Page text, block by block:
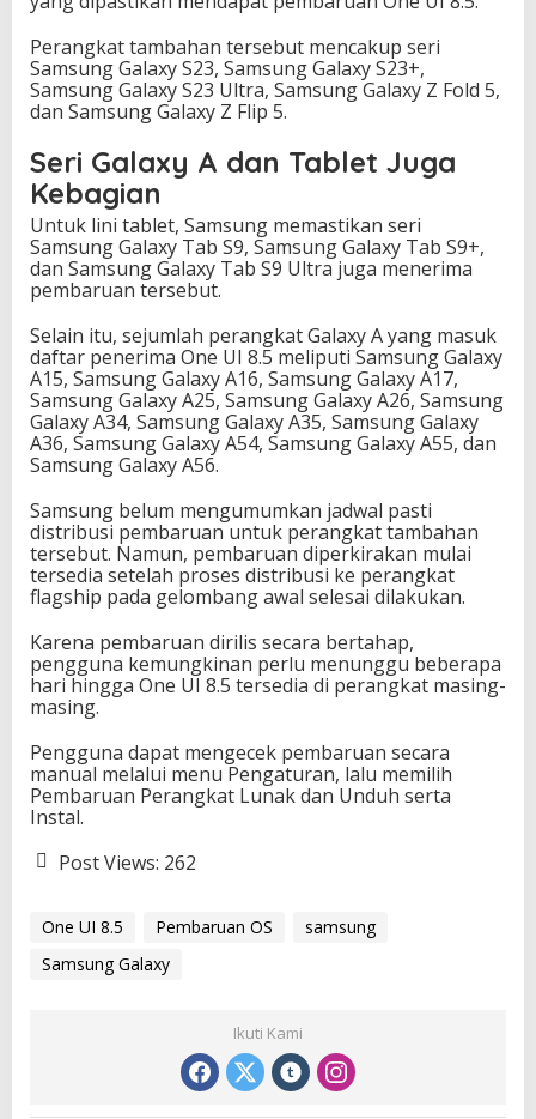
Perangkat tambahan tersebut mencakup seri
Samsung Galaxy S23, Samsung Galaxy S23+,
Samsung Galaxy S23 Ultra, Samsung Galaxy Z Fold 5,
dan Samsung Galaxy Z Flip 5.
Seri Galaxy A dan Tablet Juga
Kebagian
Untuk lini tablet, Samsung memastikan seri
Samsung Galaxy Tab S9, Samsung Galaxy Tab S9+,
dan Samsung Galaxy Tab S9 Ultra juga menerima
pembaruan tersebut.
Selain itu, sejumlah perangkat Galaxy A yang masuk
daftar penerima One UI 8.5 meliputi Samsung Galaxy
A15, Samsung Galaxy A16, Samsung Galaxy A17,
Samsung Galaxy A25, Samsung Galaxy A26, Samsung
Galaxy A34, Samsung Galaxy A35, Samsung Galaxy
A36, Samsung Galaxy A54, Samsung Galaxy A55, dan
Samsung Galaxy A56.
Samsung belum mengumumkan jadwal pasti
distribusi pembaruan untuk perangkat tambahan
tersebut. Namun, pembaruan diperkirakan mulai
tersedia setelah proses distribusi ke perangkat
flagship pada gelombang awal selesai dilakukan.
Karena pembaruan dirilis secara bertahap,
pengguna kemungkinan perlu menunggu beberapa
hari hingga One UI 8.5 tersedia di perangkat masing-
masing.
Pengguna dapat mengecek pembaruan secara
manual melalui menu Pengaturan, lalu memilih
Pembaruan Perangkat Lunak dan Unduh serta
Instal.
Post Views: 262
One UI 8.5 Pembaruan OS
samsung
Samsung Galaxy
Ikuti Kami